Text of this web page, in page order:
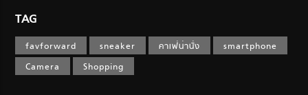
TAG
favforward sneaker คาเฟ่น่านั่ง
smartphone
Camera
Shopping